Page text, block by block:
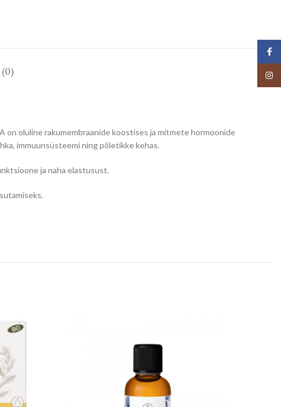
on oluline rakumembraanide koostises ja mitmete hormoonide
immuunsüsteemi ning põletikke kehas.
ja naha elastusust.